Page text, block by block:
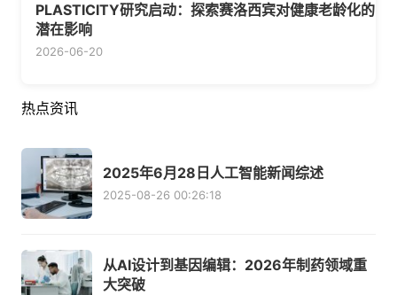
PLASTICITY研究启动：探索赛洛西宾对健康老龄化的
潜在影响
2026-06-20
热点资讯
2025年6月28日人工智能新闻综述
2025-08-26 00:26:18
从AI设计到基因编辑：2026年制药领域重
大突破